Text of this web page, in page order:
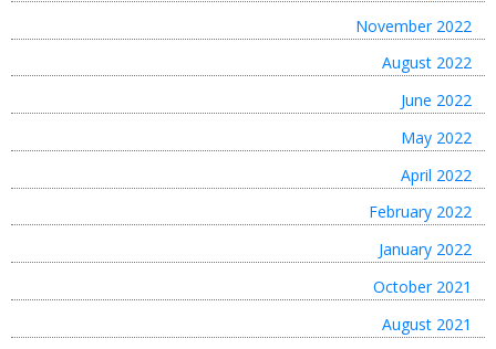
November 2022
August 2022
June 2022
May 2022
April 2022
February 2022
January 2022
October 2021
August 2021